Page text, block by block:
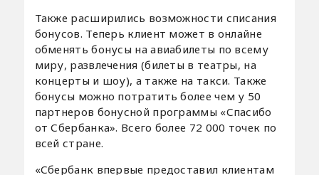
Также расширились возможности списания
бонусов. Теперь клиент может в онлайне
обменять бонусы на авиабилеты по всему
миру, развлечения (билеты в театры, на
концерты и шоу), а также на такси. Также
бонусы можно потратить более чем у 50
партнеров бонусной программы «Спасибо
от Сбербанка». Всего более 72 000 точек по
всей стране.
«Сбербанк впервые предоставил клиентам